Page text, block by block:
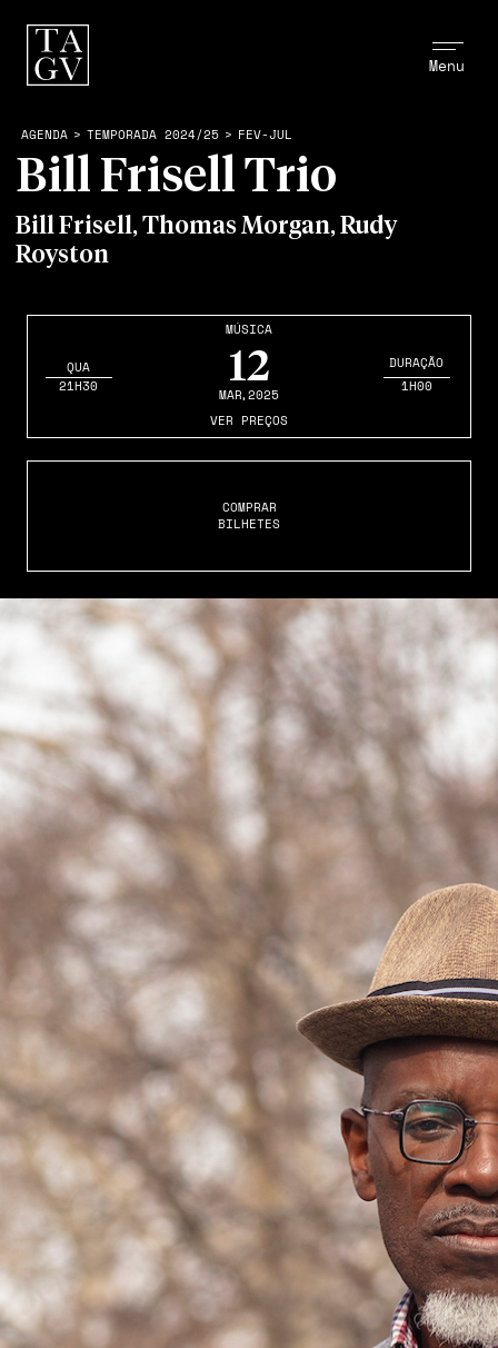
Menu
MÚSICA
12
MAR,2025
QUA
21H30
DURAÇÃO
1H00
VER PREÇOS
COMPRAR
BILHETES
AGENDA > TEMPORADA 2024/25 > FEV-JUL
Bill Frisell Trio
Bill Frisell, Thomas Morgan, Rudy
Royston